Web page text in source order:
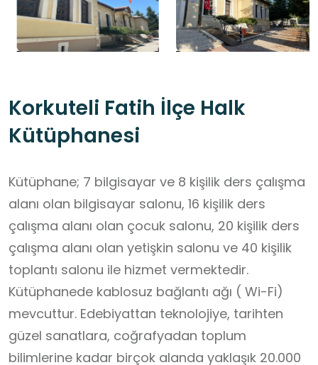
Korkuteli Fatih İlçe Halk
Kütüphanesi
Kütüphane; 7 bilgisayar ve 8 kişilik ders çalışma
alanı olan bilgisayar salonu, 16 kişilik ders
çalışma alanı olan çocuk salonu, 20 kişilik ders
çalışma alanı olan yetişkin salonu ve 40 kişilik
toplantı salonu ile hizmet vermektedir.
Kütüphanede kablosuz bağlantı ağı ( Wi-Fi)
mevcuttur. Edebiyattan teknolojiye, tarihten
güzel sanatlara, coğrafyadan toplum
bilimlerine kadar birçok alanda yaklaşık 20.000